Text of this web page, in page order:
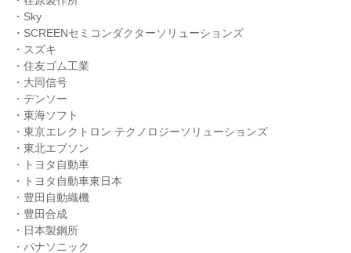
・Sky
・SCREENセミコンダクターソリューションズ
・スズキ
・住友ゴム工業
・大同信号
・デンソー
・東海ソフト
・東京エレクトロン テクノロジーソリューションズ
・東北エプソン
・トヨタ自動車
・トヨタ自動車東日本
・豊田自動織機
・豊田合成
・日本製鋼所
・パナソニック